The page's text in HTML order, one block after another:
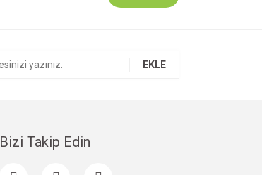
EKLE
Bizi Takip Edin